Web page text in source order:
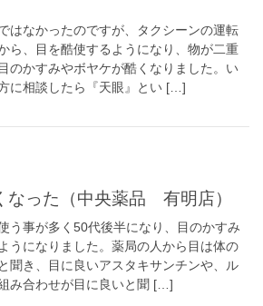
はなかったのですが、タクシーンの運転
ら、目を酷使するようになり、物が二重
のかすみやボヤケが酷くなりました。い
に相談したら『天眼』とい […]
なった（中央薬品 有明店）
事が多く50代後半になり、目のかすみ
うになりました。薬局の人から目は体の
聞き、目に良いアスタキサンチンや、ル
み合わせが目に良いと聞 […]